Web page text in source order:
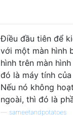
Điều đầu tiên để
với một màn hình
hình trên màn
đó là máy tính
Nếu nó không
ngoài, thì đó là
sameetandpotatoes